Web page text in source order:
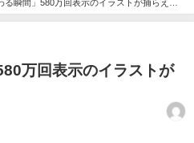
る瞬間」580万回表示のイラストが捕らえた
万回表示のイラストが